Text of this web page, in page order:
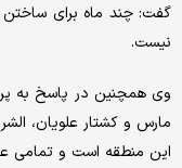
گفت: چند ماه برای
نیست.
وی همچنین در پاسخ به
مارس و کشتار علویان،
این منطقه است و تمامی